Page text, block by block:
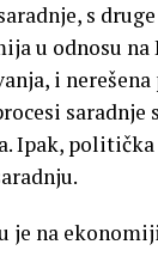
s
u odnosu
i
saradnje
Ipak,
je na